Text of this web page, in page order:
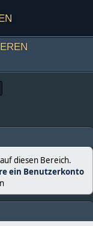
diesen Bereich.
ein Benutzerkonto